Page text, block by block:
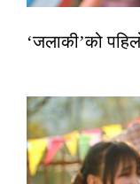
‘जलाकी’को